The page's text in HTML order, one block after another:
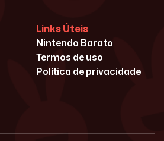
Links Úteis
Nintendo Barato
Termos de uso
Política de privacidade